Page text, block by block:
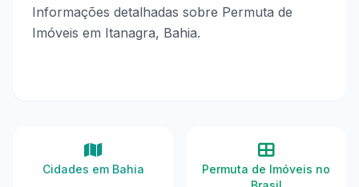
Informações detalhadas sobre Permuta de
Imóveis em Itanagra, Bahia.
Cidades em Bahia
Permuta de Imóveis no